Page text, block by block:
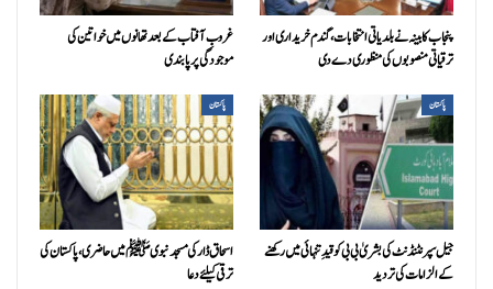
پنجاب کابینہ نے بلدیاتی انتخابات، گندم خریداری اور
ترقیاتی منصوبوں کی منظوری دے دی
غروبِ آفتاب کے بعد تھانوں میں خواتین کی
موجودگی پر پابندی
پاکستان
جیل سپرنٹنڈنٹ کی بشریٰ بی بی کو قیدِ تنہائی میں رکھنے
کے الزامات کی تردید
پاکستان
اسحاق ڈار کی مسجد نبوی ﷺ میں حاضری، پاکستان کی
ترقی کیلئے دعا